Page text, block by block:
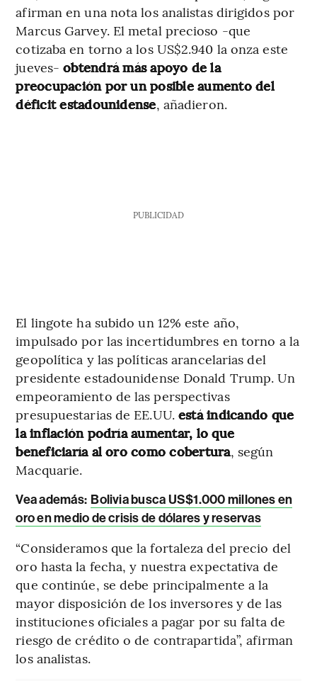
afirman en una nota los analistas dirigidos por
Marcus Garvey. El metal precioso -que
cotizaba en torno a los US$2.940 la onza este
jueves-obtendrá más apoyo de la
preocupación por un posible aumento del
déficit estadounidense, añadieron.
PUBLICIDAD
El lingote ha subido un 12% este año,
impulsado por las incertidumbres en torno a la
geopolítica y las políticas arancelarias del
presidente estadounidense Donald Trump. Un
empeoramiento de las perspectivas
presupuestarias de EE.UU. está indicando que
la inflación podría aumentar, lo que
beneficiaría al oro como cobertura, según
Macquarie.
Vea además: Bolivia busca US$1.000 millones en
oro en medio de crisis de dólares y reservas
“Consideramos que la fortaleza del precio del
oro hasta la fecha, y nuestra expectativa de
que continúe, se debe principalmente a la
mayor disposición de los inversores y de las
instituciones oficiales a pagar por su falta de
riesgo de crédito o de contrapartida”, afirman
los analistas.